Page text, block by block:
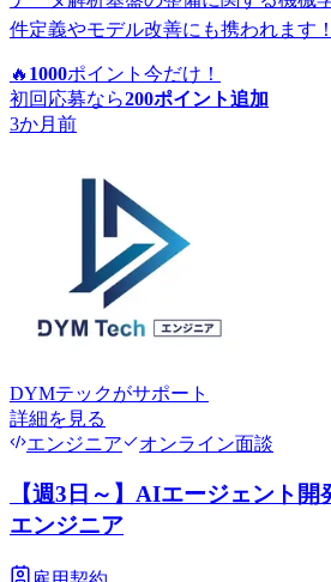
件定義やモデル改善にも携われます！
🔥 1000ポイント 今だけ！
初回応募なら200ポイント追加
3か月前
DYMテックがサポート
詳細を見る
エンジニア
オンライン面談
【週3日～】AIエージェント
エンジニア